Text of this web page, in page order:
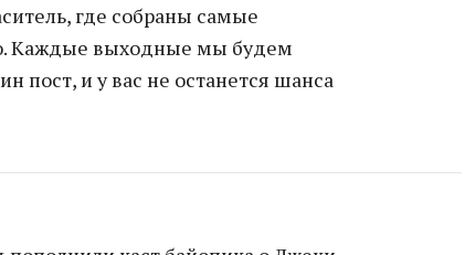
где собраны самые
Каждые выходные мы будем
пост, и у вас не останется шанса